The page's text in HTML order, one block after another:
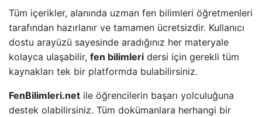
Tüm içerikler, alanında uzman fen bilimleri öğretmenleri
tarafından hazırlanır ve tamamen ücretsizdir. Kullanıcı
dostu arayüzü sayesinde aradığınız her materyale
kolayca ulaşabilir, fen bilimleri dersi için gerekli tüm
kaynakları tek bir platformda bulabilirsiniz.
FenBilimleri.net ile öğrencilerin başarı yolculuğuna
destek olabilirsiniz. Tüm dokümanlara herhangi bir